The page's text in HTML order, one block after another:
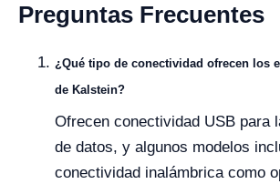
Preguntas Frecuentes
¿Qué tipo de conectividad ofrecen los
de Kalstein?
Ofrecen conectividad USB para
de datos, y algunos modelos
conectividad inalámbrica como